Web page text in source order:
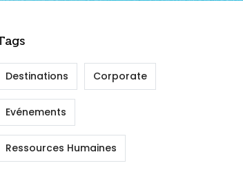
Destinations Corporate
Evénements
Ressources Humaines